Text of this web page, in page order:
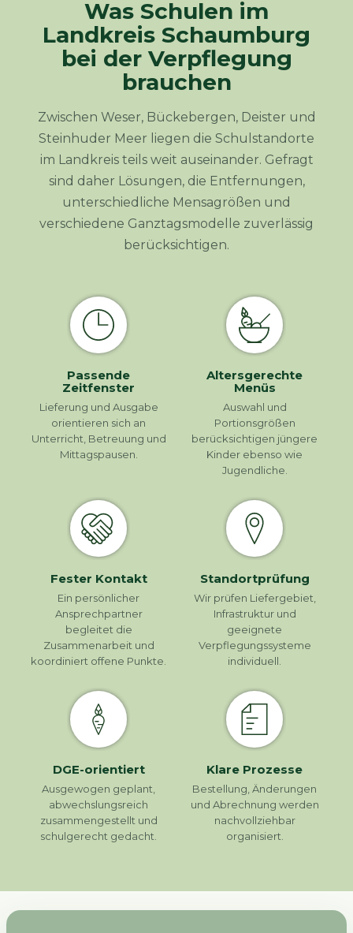
Was Schulen im
Landkreis Schaumburg
bei der Verpflegung
brauchen
Zwischen Weser, Bückebergen, Deister und
Steinhuder Meer liegen die Schulstandorte
im Landkreis teils weit auseinander. Gefragt
sind daher Lösungen, die Entfernungen,
unterschiedliche Mensagrößen und
verschiedene Ganztagsmodelle zuverlässig
berücksichtigen.
Passende
Zeitfenster
Lieferung und Ausgabe
orientieren sich an
Unterricht, Betreuung und
Mittagspausen.
Altersgerechte
Menüs
Auswahl und
Portionsgrößen
berücksichtigen jüngere
Kinder ebenso wie
Jugendliche.
Fester Kontakt
Ein persönlicher
Ansprechpartner
begleitet die
Zusammenarbeit und
koordiniert offene Punkte.
Standortprüfung
Wir prüfen Liefergebiet,
Infrastruktur und
geeignete
Verpflegungssysteme
individuell.
DGE-orientiert
Ausgewogen geplant,
abwechslungsreich
zusammengestellt und
schulgerecht gedacht.
Klare Prozesse
Bestellung, Änderungen
und Abrechnung werden
nachvollziehbar
organisiert.